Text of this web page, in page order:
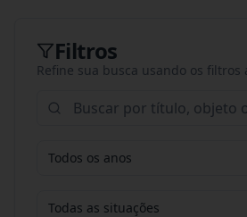
Filtros
Refine sua busca usando os filtros
Todos os anos
Todas as situações